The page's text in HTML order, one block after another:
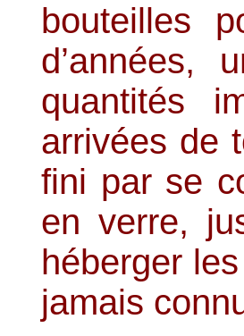
bouteilles
d’années,
quantités
arrivées de
fini par se
en verre,
héberger
jamais